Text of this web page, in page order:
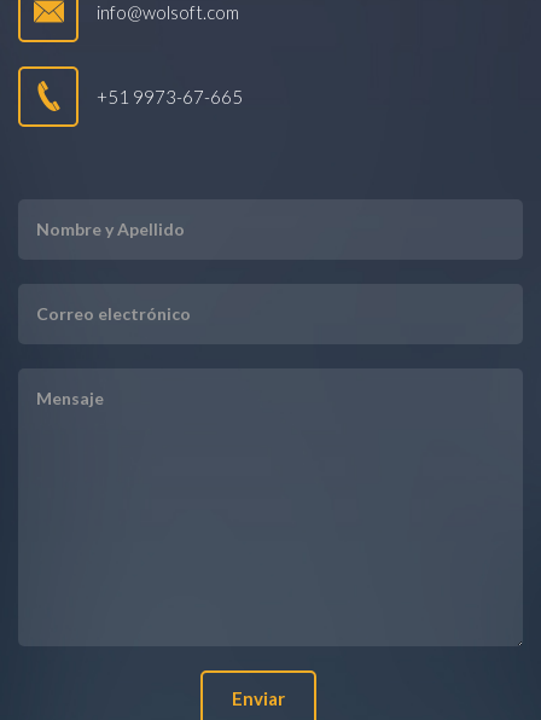
info@wolsoft.com
+51 9973-67-665